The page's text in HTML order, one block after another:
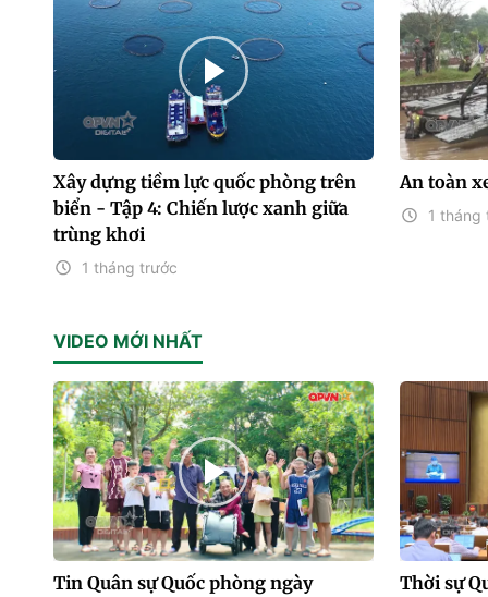
Xây dựng tiềm lực quốc phòng trên
biển - Tập 4: Chiến lược xanh giữa
trùng khơi
1 tháng trước
An toàn
1 tháng
VIDEO MỚI NHẤT
Tin Quân sự Quốc phòng ngày
Thời sự